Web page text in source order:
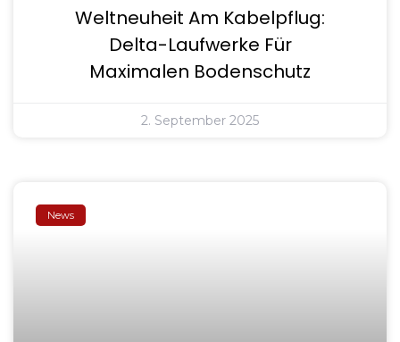
Weltneuheit Am Kabelpflug:
Delta-Laufwerke Für
Maximalen Bodenschutz
2. September 2025
News